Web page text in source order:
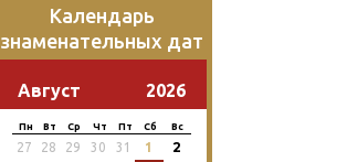
Календарь
знаменательных дат
Август 2026
Пн Вт Ср Чт Пт Сб Вс
27 28 29 30 31 1 2